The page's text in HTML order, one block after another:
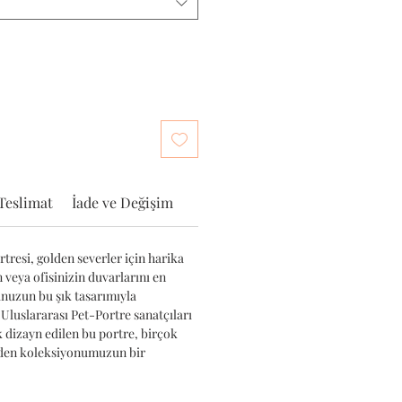
İade ve Değişim
golden severler için harika
ofisinizin duvarlarını en
bu şık tasarımıyla
Pet-Portre sanatçıları
dizayn edilen bu portre, birçok
koleksiyonumuzun bir